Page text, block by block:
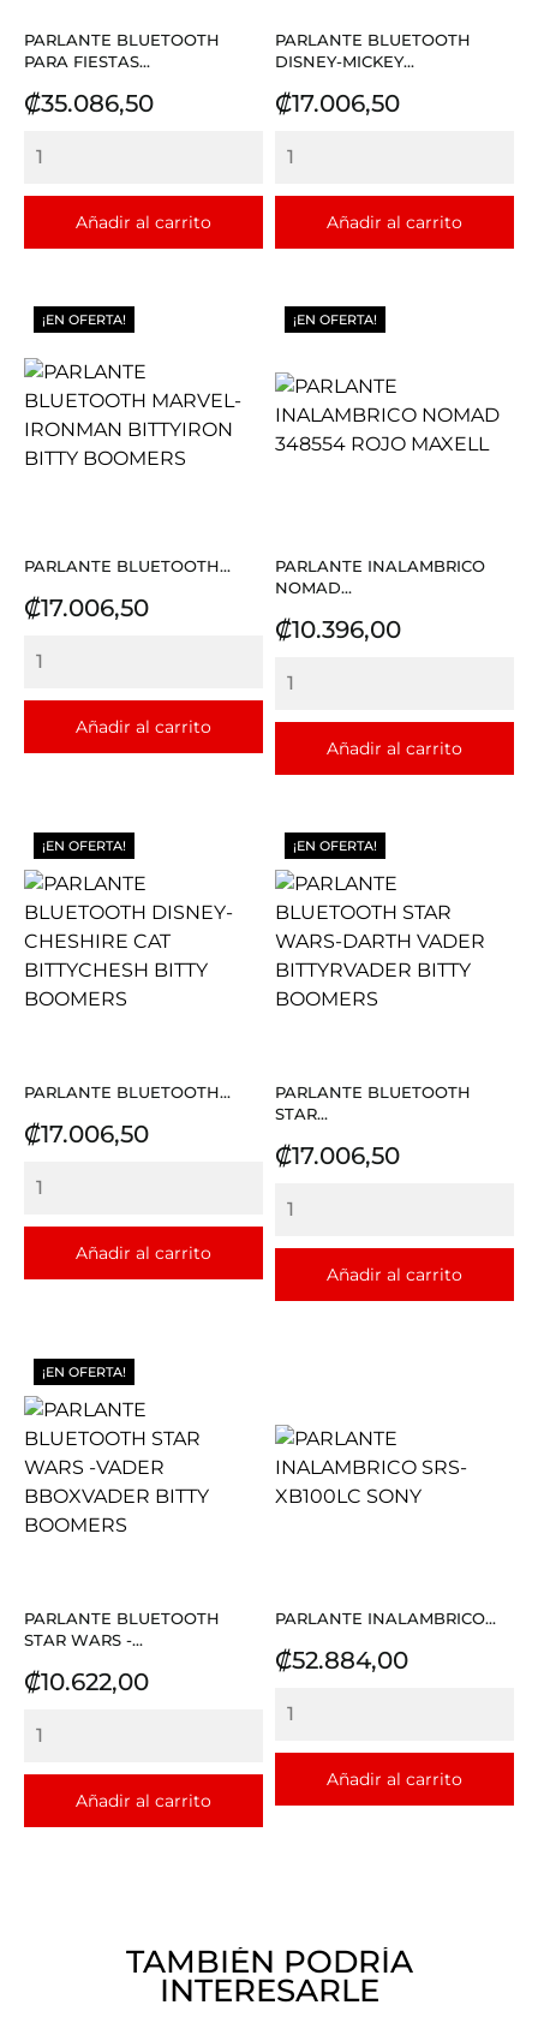
PARLANTE BLUETOOTH
PARA FIESTAS...
Precio
₡35.086,50
Añadir al carrito
PARLANTE BLUETOOTH
DISNEY-MICKEY...
Precio
₡17.006,50
Añadir al carrito
PARLANTE BLUETOOTH...
Precio
₡17.006,50
Añadir al carrito
¡EN OFERTA!
PARLANTE INALAMBRICO
NOMAD...
Precio
₡10.396,00
Añadir al carrito
¡EN OFERTA!
PARLANTE BLUETOOTH...
Precio
₡17.006,50
Añadir al carrito
¡EN OFERTA!
PARLANTE BLUETOOTH
STAR...
Precio
₡17.006,50
Añadir al carrito
¡EN OFERTA!
PARLANTE BLUETOOTH
STAR WARS -...
Precio
₡10.622,00
Añadir al carrito
¡EN OFERTA!
PARLANTE INALAMBRICO...
Precio
₡52.884,00
Añadir al carrito
TAMBIÉN PODRÍA
INTERESARLE